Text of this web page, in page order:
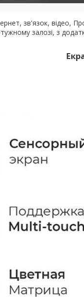
зв'язок, відео,
залозі, з